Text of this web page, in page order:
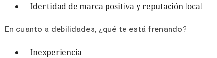
Identidad de marca positiva y reputación local
En cuanto a debilidades, ¿qué te está frenando?
Inexperiencia